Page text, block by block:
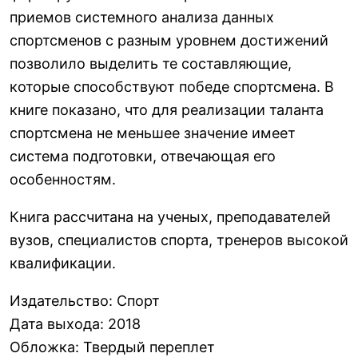
приемов системного анализа данных
спортсменов с разным уровнем достижений
позволило выделить те составляющие,
которые способствуют победе спортсмена. В
книге показано, что для реализации таланта
спортсмена не меньшее значение имеет
система подготовки, отвечающая его
особенностям.
Книга рассчитана на ученых, преподавателей
вузов, специалистов спорта, тренеров высокой
квалификации.
Издательство: Спорт
Дата выхода: 2018
Обложка: Твердый переплет